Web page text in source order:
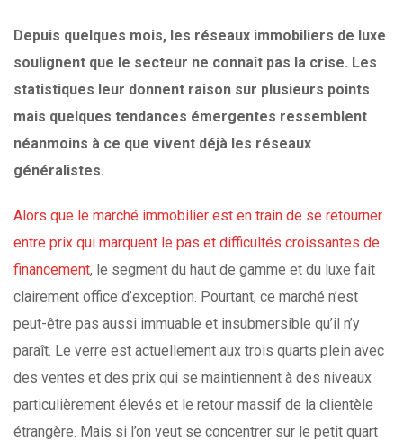
Depuis quelques mois, les réseaux immobiliers de luxe
soulignent que le secteur ne connaît pas la crise. Les
statistiques leur donnent raison sur plusieurs points
mais quelques tendances émergentes ressemblent
néanmoins à ce que vivent déjà les réseaux
généralistes.
Alors que le marché immobilier est en train de se retourner
entre prix qui marquent le pas et difficultés croissantes de
financement, le segment du haut de gamme et du luxe fait
clairement office d’exception. Pourtant, ce marché n’est
peut-être pas aussi immuable et insubmersible qu’il n’y
paraît. Le verre est actuellement aux trois quarts plein avec
des ventes et des prix qui se maintiennent à des niveaux
particulièrement élevés et le retour massif de la clientèle
étrangère. Mais si l’on veut se concentrer sur le petit quart